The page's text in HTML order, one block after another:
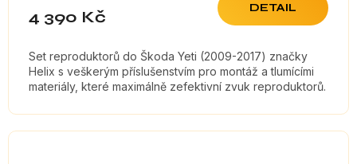
4 390 Kč DETAIL
Set reproduktorů do Škoda Yeti (2009-2017) značky
Helix s veškerým příslušenstvím pro montáž a tlumícími
materiály, které maximálně zefektivní zvuk reproduktorů.